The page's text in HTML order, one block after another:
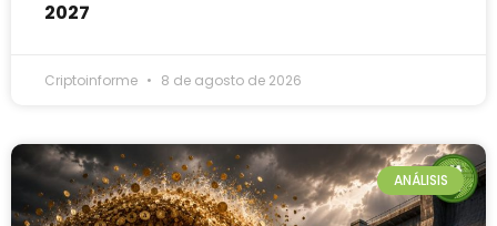
2027
Criptoinforme 8 de agosto de 2026
ANÁLISIS